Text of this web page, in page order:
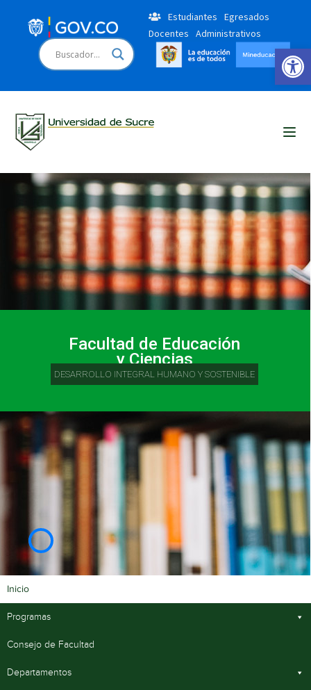
Estudiantes
Egresados
Docentes
Administrativos
DESARROLLO INTEGRAL HUMANO Y SOSTENIBLE
Facultad de Educación
y Ciencias
Inicio
Programas
Consejo de Facultad
Departamentos